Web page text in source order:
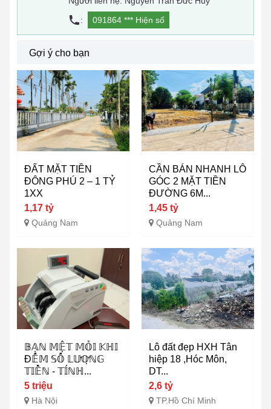
:
091864 *** Hiện số
Gợi ý cho bạn
ĐẤT MẶT TIỀN
ĐÔNG PHÚ 2 – 1 TỶ
1XX
1,17 tỷ
Quảng Nam
CẦN BÁN NHANH LÔ
GÓC 2 MẶT TIỀN
ĐƯỜNG 6M...
1,45 tỷ
Quảng Nam
𝔹𝔸̣ℕ 𝕄𝔼̣̂𝕋 𝕄𝕆̉𝕀 𝕂ℍ𝕀
Đ𝔼̂́𝕄 𝕊𝕆̂́ 𝕃𝕌̛𝕆̛̣ℕ𝔾
𝕋𝕀𝔼̂̀ℕ - 𝕋𝕀́ℕℍ...
5 triệu
Hà Nội
Lô đất đẹp HXH Tân
hiệp 18 ,Hóc Môn,
DT...
2,6 tỷ
TP.Hồ Chí Minh